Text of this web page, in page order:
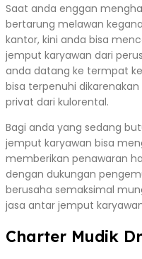
Saat anda enggan
bertarung melawan
kantor, kini anda bisa
jemput karyawan dari
anda datang ke termpat
bisa terpenuhi
privat dari kulorental.
Bagi anda yang sedang
jemput karyawan bisa
memberikan penawaran
dengan dukungan
berusaha semaksimal
jasa antar jemput
Charter Mudik